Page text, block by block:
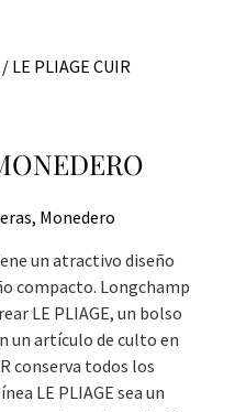
/ LE PLIAGE CUIR
, Monedero
un atractivo diseño
compacto. Longchamp
LE PLIAGE, un bolso
un artículo de culto en
conserva todos los
LE PLIAGE sea un